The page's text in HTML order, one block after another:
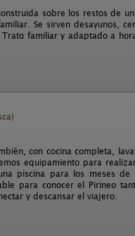
sobre los restos de
Se sirven desayunos,
familiar y adaptado a
con cocina completa,
equipamiento para
piscina para los meses de
para conocer el Pirineo
y descansar el viajero.